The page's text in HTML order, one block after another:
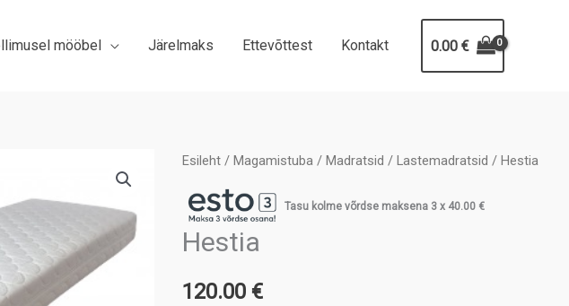
mööbel Järelmaks Ettevõttest Kontakt 0.00 €
Esileht/ Magamistuba/ Madratsid / Lastemadratsid / Hestia
Tasu kolme võrdse maksena 3 x 40.00 €
Hestia
120.00 €